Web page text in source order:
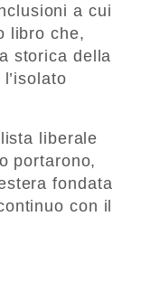
a cui
libro che,
storica della
liberale
portarono,
fondata
con il